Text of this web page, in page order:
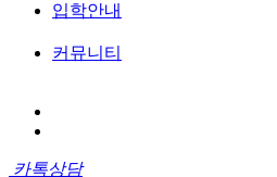
입학안내
커뮤니티
카톡상담